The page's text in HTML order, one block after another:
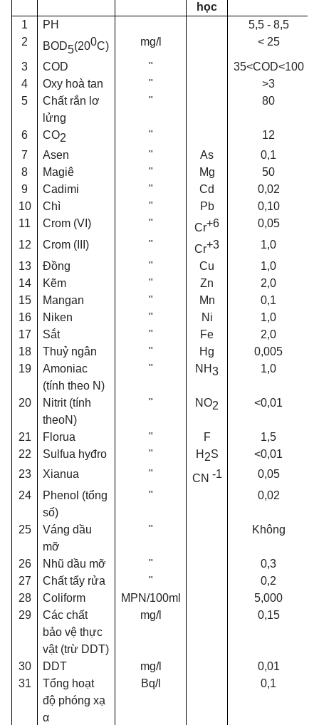
học
1
PH
5,5 - 8,5
2
BOD5(200C) mg/l < 25
3 COD "
35<COD<100
4
Oxy hoà tan "
>3
5
Chất rắn lơ
lửng
" 80
6 CO2 "
12
7
Asen " As
0,1
8
Magiê " Mg
50
9
Cadimi " Cd
0,02
10
Chì " Pb
0,10
11
Crom (VI) " Cr+6
0,05
12
Crom (III) " Cr+3
1,0
13
Đồng " Cu
1,0
14
Kẽm " Zn
2,0
15
Mangan " Mn
0,1
16
Niken " Ni
1,0
17
Sắt " Fe
2,0
18
Thuỷ ngân " Hg
0,005
19
Amoniac
(tính theo N)
" NH3 1,0
20
Nitrit (tính
theoN)
" NO2 <0,01
21 Florua " F
1,5
22
Sulfua hyđro " H2S
<0,01
23
Xianua " CN -1
0,05
24
Phenol (tổng
số)
" 0,02
25
Váng dầu
mỡ
" Không
26 Nhũ dầu mỡ "
0,3
27
Chất tẩy rửa "
0,2
28
Coliform MPN/100ml
5,000
29
Các chất
bảo vệ thực
vật (trừ DDT)
mg/l 0,15
30 DDT mg/l
0,01
31
Tổng hoạt
độ phóng xạ
α
Bq/l 0,1